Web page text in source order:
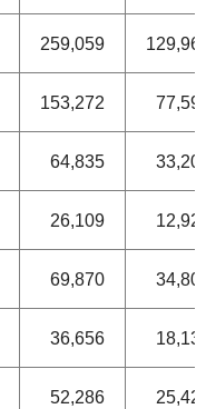
259,059
153,272
64,835
26,109
69,870
36,656
52,286